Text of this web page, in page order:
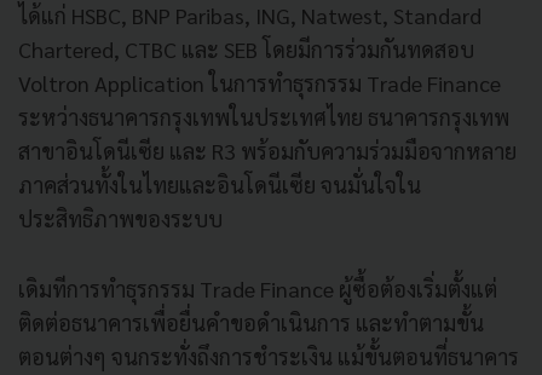
ได้แก่ HSBC, BNP Paribas, ING, Natwest, Standard
Chartered, CTBC และ SEB โดยมีการร่วมกันทดสอบ
Voltron Application ในการทำธุรกรรม Trade Finance
ระหว่างธนาคารกรุงเทพในประเทศไทย ธนาคารกรุงเทพ
สาขาอินโดนีเซีย และ R3 พร้อมกับความร่วมมือจากหลาย
ภาคส่วนทั้งในไทยและอินโดนีเซีย จนมั่นใจใน
ประสิทธิภาพของระบบ
เดิมทีการทำธุรกรรม Trade Finance ผู้ซื้อต้องเริ่มตั้งแต่
ติดต่อธนาคารเพื่อยื่นคำขอดำเนินการ และทำตามขั้น
ตอนต่างๆ จนกระทั่งถึงการชำระเงิน แม้ขั้นตอนที่ธนาคาร